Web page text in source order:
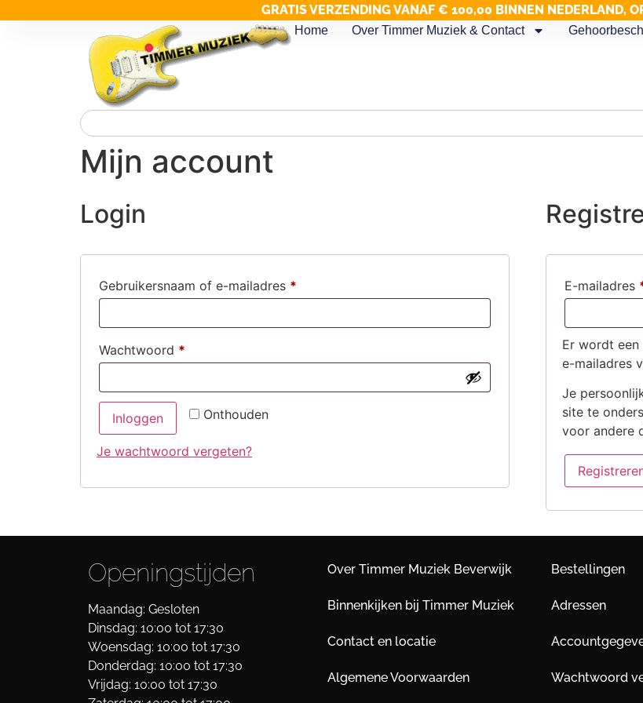
GRATIS VERZENDING VANAF € 100,00 BINNEN NEDERLAND,
Home Over Timmer Muziek & Contact
Mijn account
Login
Gebruikersnaam of e-mailadres *
Wachtwoord *
Onthouden
Inloggen
Je wachtwoord vergeten?
E-mailadres
Er wordt
e-mailadres
Je
site te
voor andere
Openingstijden
Maandag: Gesloten
Dinsdag: 10:00 tot 17:30
Woensdag: 10:00 tot 17:30
Donderdag: 10:00 tot 17:30
Vrijdag: 10:00 tot 17:30
Over Timmer Muziek Beverwijk
Binnenkijken bij Timmer Muziek
Contact en locatie
Algemene Voorwaarden
Bestellingen
Adressen
Wachtwoord